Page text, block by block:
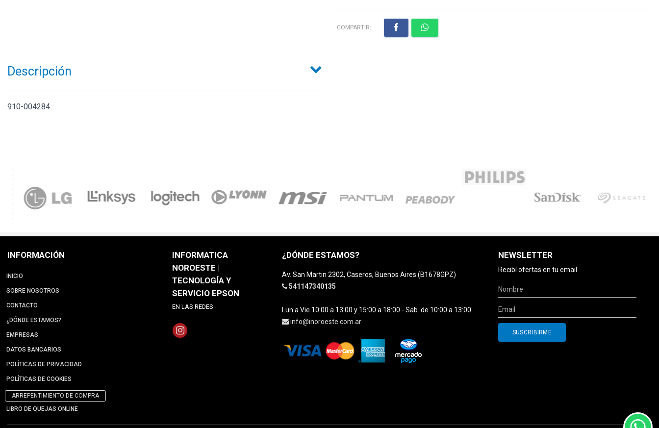
COMPARTIR:
Descripción
910-004284
INFORMACIÓN
INICIO
SOBRE NOSOTROS
CONTACTO
¿DÓNDE ESTAMOS?
EMPRESAS
DATOS BANCARIOS
POLÍTICAS DE PRIVACIDAD
POLÍTICAS DE COOKIES
ARREPENTIMIENTO DE COMPRA
LIBRO DE QUEJAS ONLINE
INFORMATICA
NOROESTE |
TECNOLOGÍA Y
SERVICIO EPSON
EN LAS REDES
¿DÓNDE ESTAMOS?
Av. San Martin 2302, Caseros, Buenos Aires (B1678GPZ)
541147340135
Lun a Vie 10:00 a 13:00 y 15:00 a 18:00 - Sab. de 10:00 a 13:00
info@inoroeste.com.ar
NEWSLETTER
Recibí ofertas en tu email